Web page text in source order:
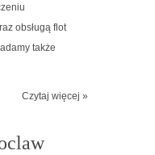
obsługą flot
także
Czytaj więcej »